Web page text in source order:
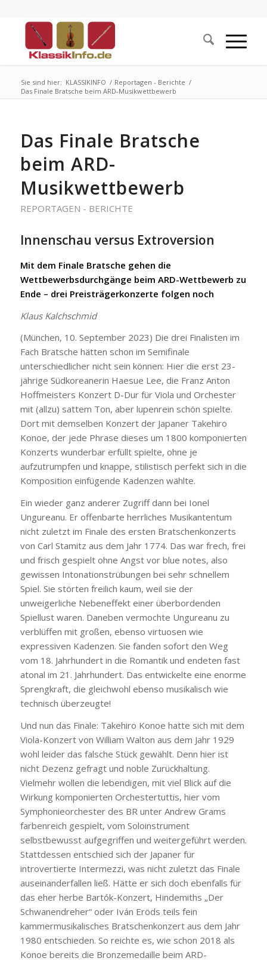
Sie sind hier: KLASSIKINFO / Reportagen - Berichte /
Das Finale Bratsche beim ARD-Musikwettbewerb
Das Finale Bratsche
beim ARD-
Musikwettbewerb
REPORTAGEN - BERICHTE
Innenschau versus Extroversion
Mit dem Finale Bratsche gehen die
Wettbewerbsdurchgänge beim ARD-Wettbewerb zu
Ende – drei Preisträgerkonzerte folgen noch
Klaus Kalchschmid
(München, 10. September 2023) Die drei Finalisten im
Fach Bratsche hätten schon im Semifinale
unterschiedlicher nicht sein können: Hier die erst 23-
jährige Südkoreanerin Haesue Lee, die Franz Anton
Hoffmeisters Konzert D-Dur für Viola und Orchester
mit (allzu) sattem Ton, aber lupenrein schön spielte.
Dort mit demselben Konzert der Japaner Takehiro
Konoe, der jede Phrase dieses um 1800 komponierten
Konzerts wunderbar erfüllt spielte, ohne je
aufzutrumpfen und knappe, stilistisch perfekt sich in die
Komposition einfügende Kadenzen wählte.
Ein wieder ganz anderer Zugriff dann bei Ionel
Ungureanu. Er offenbarte herrliches Musikantentum
nicht zuletzt im Finale des ersten Bratschenkonzerts
von Carl Stamitz aus dem Jahr 1774. Das war frech, frei
und frisch gespielt ohne Angst vor blue notes, also
gewissen Intonationstrübungen bei sehr schnellem
Spiel. Sie störten freilich kaum, weil sie der
unweigerliche Nebeneffekt einer überbordenden
Spiellust waren. Daneben vermochte Ungureanu zu
verblüffen mit großen, ebenso virtuosen wie
expressiven Kadenzen. Sie fanden sofort den Weg
vom 18. Jahrhundert in die Romantik und endeten fast
atonal im 21. Jahrhundert. Das entwickelte eine enorme
Sprengkraft, die gleichwohl ebenso musikalisch wie
technisch überzeugte!
Und nun das Finale: Takehiro Konoe hatte sich mit dem
Viola-Konzert von William Walton aus dem Jahr 1929
wohl leider das falsche Stück gewählt. Denn hier ist
nicht Dezenz gefragt und noble Zurückhaltung.
Vielmehr wollen die lebendigen, mit viel Blick auf die
Wirkung komponierten Orchestertuttis, hier vom
Symphonieorchester des BR unter Andrew Grams
farbenreich gespielt, vom Soloinstrument
selbstbewusst aufgegriffen und weitergeführt werden.
Stattdessen entschied sich der Japaner für
introvertierte Intermezzi, was nicht zuletzt das Finale
auseinanderfallen ließ. Hätte er sich doch ebenfalls für
das eher herbe Bartók-Konzert, Hindemiths „Der
Schwanendreher“ oder Iván Eröds teils fein
kammermusikalisches Bratschenkonzert aus dem Jahr
1980 entschieden. So reichte es, wie schon 2018 als
Konoe bereits die Bronzemedaille beim ARD-